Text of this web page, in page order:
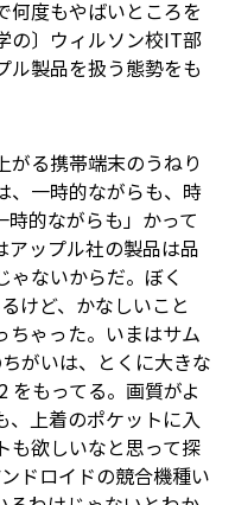
何度もやばいところを
の〕ウィルソン校IT部
ル製品を扱う態勢をも
がる携帯端末のうねり
、一時的ながらも、時
的ながらも」かって
アップル社の製品は品
ゃないからだ。ぼく
けど、かなしいこと
ちゃった。いまはサム
がいは、とくに大きな
をもってる。画質がよ
、上着のポケットに入
も欲しいなと思って探
ドロイドの競合機種い